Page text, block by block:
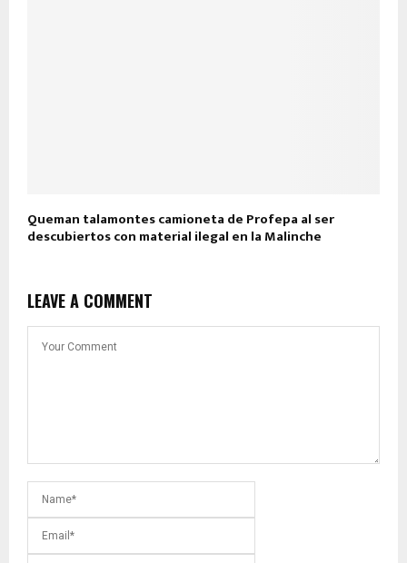
Queman talamontes camioneta de Profepa al ser
descubiertos con material ilegal en la Malinche
LEAVE A COMMENT